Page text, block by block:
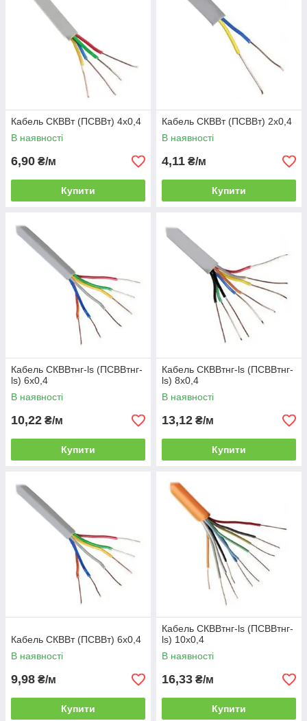
Кабель СКВВт (ПСВВт) 4х0,4
В наявності
6,90 ₴/м
Купити
Кабель СКВВт (ПСВВт) 2х0,4
В наявності
4,11 ₴/м
Купити
Кабель СКВВтнг-ls (ПСВВтнг-
ls) 6х0,4
В наявності
10,22 ₴/м
Купити
Кабель СКВВтнг-ls (ПСВВтнг-
ls) 8х0,4
В наявності
13,12 ₴/м
Купити
Кабель СКВВт (ПСВВт) 6х0,4
В наявності
9,98 ₴/м
Купити
Кабель СКВВтнг-ls (ПСВВтнг-
ls) 10х0,4
В наявності
16,33 ₴/м
Купити